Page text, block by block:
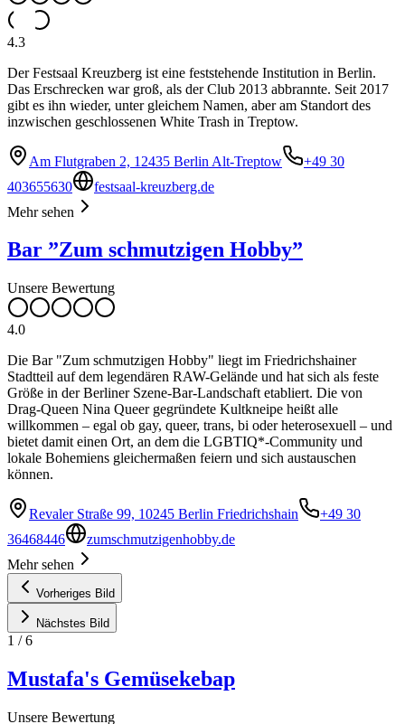
4.3
Der Festsaal Kreuzberg ist eine feststehende Institution in Berlin.
Das Erschrecken war groß, als der Club 2013 abbrannte. Seit 2017
gibt es ihn wieder, unter gleichem Namen, aber am Standort des
inzwischen geschlossenen White Trash in Treptow.
Am Flutgraben 2, 12435 Berlin Alt-Treptow
+49 30
403655630
festsaal-kreuzberg.de
Mehr sehen
Bar ”Zum schmutzigen Hobby”
Unsere Bewertung
4.0
Die Bar "Zum schmutzigen Hobby" liegt im Friedrichshainer
Stadtteil auf dem legendären RAW-Gelände und hat sich als feste
Größe in der Berliner Szene-Bar-Landschaft etabliert. Die von
Drag-Queen Nina Queer gegründete Kultkneipe heißt alle
willkommen – egal ob gay, queer, trans, bi oder heterosexuell – und
bietet damit einen Ort, an dem die LGBTIQ*-Community und
lokale Bohemiens gleichermaßen feiern und sich austauschen
können.
Revaler Straße 99, 10245 Berlin Friedrichshain
+49 30
36468446
zumschmutzigenhobby.de
Mehr sehen
Vorheriges Bild
Nächstes Bild
1 /6
Mustafa's Gemüsekebap
Unsere Bewertung